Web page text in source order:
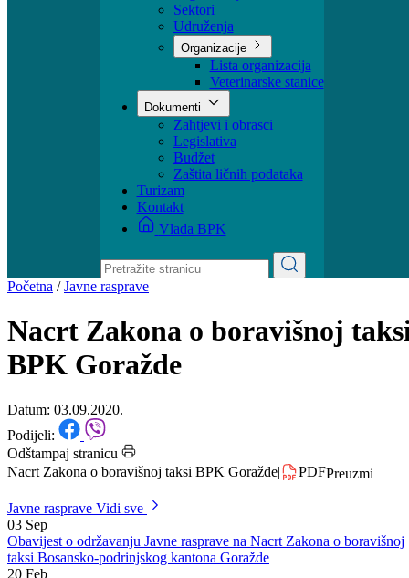
Ministar
Nadležnosti
Organizacija
Sektori
Udruženja
Organizacije
Lista organizacija
Veterinarske stanice
Dokumenti
Zahtjevi i obrasci
Legislativa
Budžet
Zaštita ličnih podataka
Turizam
Kontakt
Vlada BPK
Početna/Javne rasprave
Nacrt Zakona o boravišnoj
BPK Goražde
Datum: 03.09.2020.
Odštampaj stranicu
Nacrt Zakona o boravišnoj taksi BPK Goražde
Javne raspraveVidi sve
03 Sep